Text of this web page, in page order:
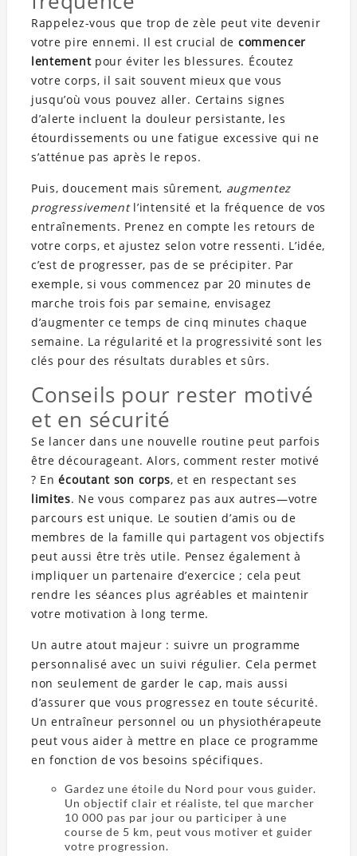
Rappelez-vous que trop de zèle peut vite devenir
votre pire ennemi. Il est crucial de commencer
lentementpour éviter les blessures. Écoutez
votre corps, il sait souvent mieux que vous
jusqu’où vous pouvez aller. Certains signes
d’alerte incluent la douleur persistante, les
étourdissements ou une fatigue excessive qui ne
s’atténue pas après le repos.
Puis, doucement mais sûrement, augmentez
progressivementl’intensité et la fréquence de vos
entraînements. Prenez en compte les retours de
votre corps, et ajustez selon votre ressenti. L’idée,
c’est de progresser, pas de se précipiter. Par
exemple, si vous commencez par 20 minutes de
marche trois fois par semaine, envisagez
d’augmenter ce temps de cinq minutes chaque
semaine. La régularité et la progressivité sont les
clés pour des résultats durables et sûrs.
Conseils pour rester motivé
et en sécurité
Se lancer dans une nouvelle routine peut parfois
être décourageant. Alors, comment rester motivé
? Enécoutant son corps, et en respectant ses
limites. Ne vous comparez pas aux autres—votre
parcours est unique. Le soutien d’amis ou de
membres de la famille qui partagent vos objectifs
peut aussi être très utile. Pensez également à
impliquer un partenaire d’exercice ; cela peut
rendre les séances plus agréables et maintenir
votre motivation à long terme.
Un autre atout majeur : suivre un programme
personnalisé avec un suivi régulier. Cela permet
non seulement de garder le cap, mais aussi
d’assurer que vous progressez en toute sécurité.
Un entraîneur personnel ou un physiothérapeute
peut vous aider à mettre en place ce programme
en fonction de vos besoins spécifiques.
Gardez une étoile du Nord pour vous guider.
Un objectif clair et réaliste, tel que marcher
10 000 pas par jour ou participer à une
course de 5 km, peut vous motiver et guider
votre progression.